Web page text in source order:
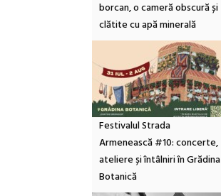
borcan, o cameră obscură și
clătite cu apă minerală
Festivalul Strada
Armenească #10: concerte,
ateliere și întâlniri în Grădina
Botanică